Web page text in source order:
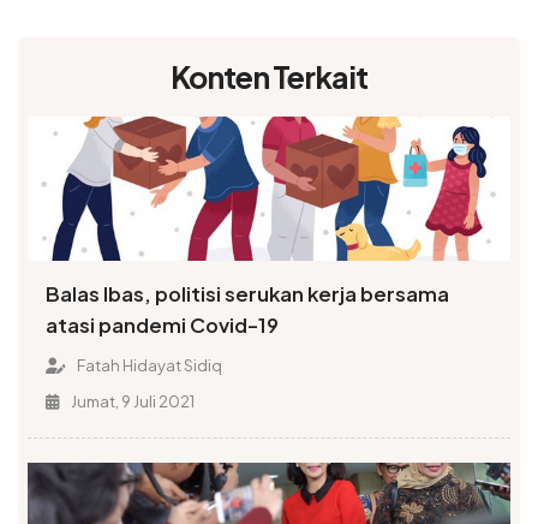
Konten Terkait
Balas Ibas, politisi serukan kerja bersama
atasi pandemi Covid-19
Fatah Hidayat Sidiq
Jumat, 9 Juli 2021